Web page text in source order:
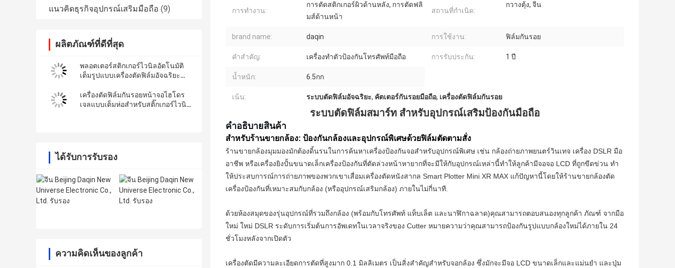
แนวคิดธุรกิจอุปกรณ์เสริมมือถือ (9)
ผลิตภัณฑ์ที่ดีที่สุด
พลอตเตอร์สติกเกอร์ไวนิลอัตโนมัติ
เต็มรูปแบบเครื่องตัดฟิล์มอัจฉริยะ
เครื่องตัดฟิล์มกันรอยหน้าจอไฮโดร
เจลแบบเต็มห่อสำหรับสติ๊กเกอร์ไวนิล
ได้รับการรับรอง
ความคิดเห็นของลูกค้า
การทำงาน:
การตัดสติกเกอร์ผิวด้านหลัง, การตัดฟลิ
มส์ด้านหน้า
สถานที่กำเนิด:
กวางตุ้ง, จีน
brand name: daqin การใช้งาน: ฟิล์มกันรอย
คำสำคัญ: เครื่องทำตัวป้องกันโทรศัพท์มือถือ การรับประกัน: 1 ปี
น้ำหนัก: 6.5กก
เน้น: ระบบตัดฟิล์มอัจฉริยะ, คัตเตอร์กันรอยมือถือ, เครื่องตัดฟิล์มกันรอย
ระบบตัดฟิล์มสมาร์ท สําหรับอุปกรณ์เสริมป้องกันมือถือ
คําอธิบายสินค้า
สําหรับร้านขายกล้อง: ป้องกันกล้องและอุปกรณ์พิเศษด้วยฟิล์มตัดตามสั่ง
ร้านขายกล้องมุมมองมักต้องดิ้นรนในการค้นหาเครื่องป้องกันจอสําหรับอุปกรณ์พิเศษ เช่น กล้องถ่ายภาพยนตร์วินเทจ เครื่อง DSLR มือ
อาชีพ หรือเครื่องยิงปั้นขนาดเล็กเครื่องป้องกันที่ตัดล่วงหน้าหายากที่จะมีให้กับอุปกรณ์เหล่านี้ทําให้ลูกค้ามีจอจอ LCD ที่ถูกขีดข่วน ทํา
ให้ประสบการณ์การถ่ายภาพของพวกเขาเสื่อมเครื่องตัดหนังสากล Smart Plotter Mini XR MAX แก้ปัญหานี้โดยให้ร้านขายกล้องตัด
เครื่องป้องกันที่เหมาะสมกับกล้อง (หรืออุปกรณ์เสริมกล้อง) ภายในไม่กี่นาที.
ด้วยห้องสมุดของรุ่นอุปกรณ์ที่รวมถึงกล้อง (พร้อมกับโทรศัพท์ แท็บเล็ต และนาฬิกาฉลาด)คุณสามารถตอบสนองทุกลูกค้า ภัณฑ์ จากมือ
ใหม่ ใหม่ DSLR ระดับการเริ่มต้นการอัพเดทในเวลาจริงของ Cutter หมายความว่าคุณสามารถป้องกันรูปแบบกล้องใหม่ได้ภายใน 24
ชั่วโมงหลังจากเปิดตัว
เครื่องตัดมีความละเอียดการตัดที่สูงมาก 0.1 มิลลิเมตร เป็นสิ่งสําคัญสําหรับจอกล้อง ซึ่งมักจะมีจอ LCD ขนาดเล็กและแม่นยํา และปุ่ม